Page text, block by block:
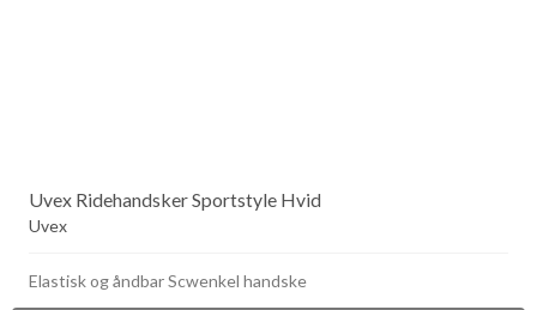
Uvex Ridehandsker Sportstyle Hvid
Uvex
Elastisk og åndbar Scwenkel handske